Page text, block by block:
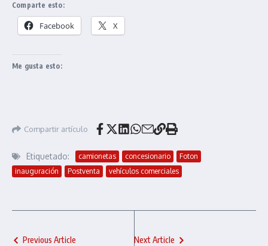
Comparte esto:
Facebook X
Me gusta esto:
Compartir artículo
Etiquetado: camionetas concesionario
Foton
inauguración
Postventa vehículos comerciales
Previous Article Next Article